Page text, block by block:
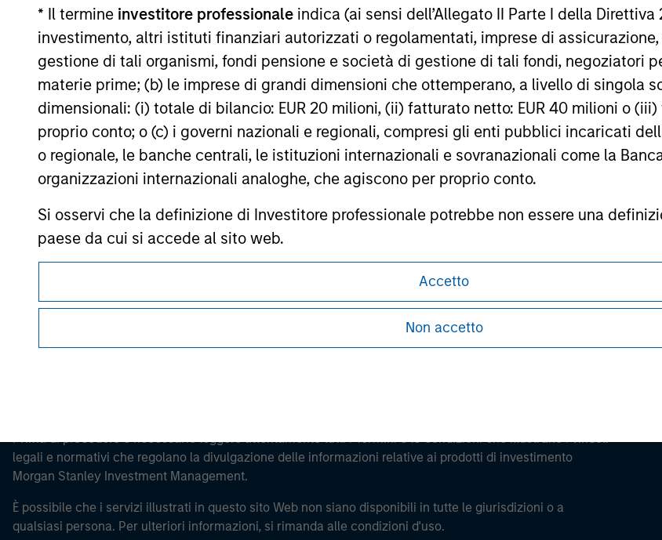
* Il termine investitore professionale indica (ai sensi dell’Allegato II Parte I della
investimento, altri istituti finanziari autorizzati o regolamentati, imprese di
gestione di tali organismi, fondi pensione e società di gestione di tali fondi, negoziatori
materie prime; (b) le imprese di grandi dimensioni che ottemperano, a livello di singola
dimensionali: (i) totale di bilancio: EUR 20 milioni, (ii) fatturato netto: EUR 40 milioni o
proprio conto; o (c) i governi nazionali e regionali, compresi gli enti pubblici incaricati
o regionale, le banche centrali, le istituzioni internazionali e sovranazionali come la Banca
organizzazioni internazionali analoghe, che agiscono per proprio conto.
Si osservi che la definizione di Investitore professionale potrebbe non essere una
paese da cui si accede al sito web.
Accetto
Non accetto
May not represent all Team Members.
The information on this page is for informational purposes only. The information contained herein
offering of advisory services or an offer to sell or a solicitation of an offer to buy any securities in
purchase or sale would be unlawful under the securities, insurance or other laws of such jurisdiction.
All investing involves risks, including a loss of principal.
Please refer to the strategy detail page for important information on the strategy, including additional
Morgan Stanley
Morgan Stanley Careers
Prima di procedere è necessario leggere attentamente tutti i Termini e le Condizioni che illustrano i vincoli
legali e normativi che regolano la divulgazione delle informazioni relative ai prodotti di investimento
Morgan Stanley Investment Management.
È possibile che i servizi illustrati in questo sito Web non siano disponibili in tutte le giurisdizioni o a
qualsiasi persona. Per ulteriori informazioni, si rimanda alle condizioni d'uso.